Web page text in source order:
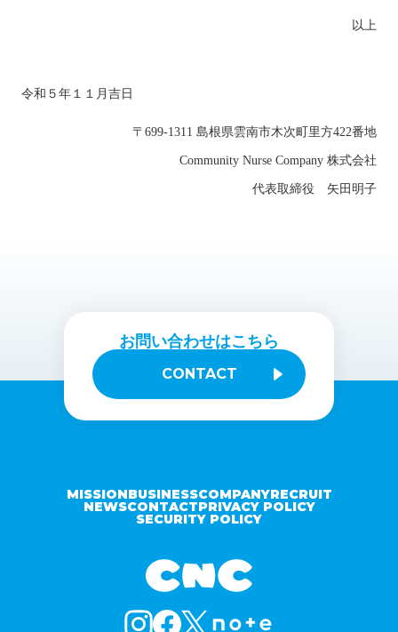
以上
令和５年１１月吉日
〒699-1311 島根県雲南市木次町里方422番地
Community Nurse Company 株式会社
代表取締役 矢田明子
お問い合わせはこちら
CONTACT
MISSIONBUSINESSCOMPANYRECRUIT
NEWSCONTACTPRIVACY POLICY
SECURITY POLICY